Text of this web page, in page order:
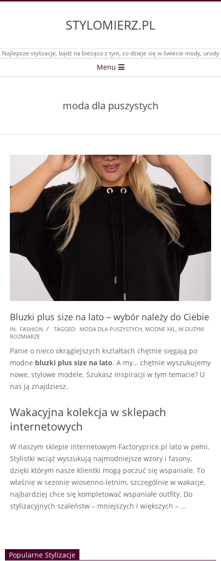
STYLOMIERZ.PL
Najlepsze stylizacje, bądź na bieżąco z tym, co dzieje się w świecie mody, urody
Menu
moda dla puszystych
Bluzki plus size na lato – wybór należy do Ciebie
2025-
07-
28
IN: FASHION TAGGED: MODA DLA PUSZYSTYCH MODNE XXL
W DUŻYM
ROZMIARZE
Panie o nieco okrąglejszych kształtach chętnie sięgają po
modne bluzki plus size na lato. A my… chętnie wyszukujemy
nowe, stylowe modele. Szukasz inspiracji w tym temacie? U
nas ją znajdziesz.
Wakacyjna kolekcja w sklepach
internetowych
W naszym sklepie internetowym Factoryprice.pl lato w pełni.
Stylistki wciąż wyszukują najmodniejsze wzory i fasony,
dzięki którym nasze klientki mogą poczuć się wspaniale. To
właśnie w sezonie wiosenno-letnim, szczególnie w wakacje,
najbardziej chce się kompletować wspaniałe outfity. Do
stylizacyjnych szaleństw – mniejszych i większych – …
Popularne Stylizacje